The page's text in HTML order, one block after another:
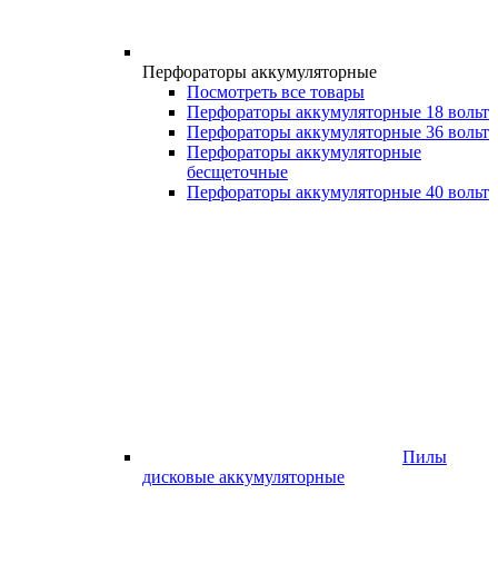
Перфораторы аккумуляторные
Посмотреть все товары
Перфораторы аккумуляторные 18 вольт
Перфораторы аккумуляторные 36 вольт
Перфораторы аккумуляторные
бесщеточные
Перфораторы аккумуляторные 40 вольт
Пилы
дисковые аккумуляторные